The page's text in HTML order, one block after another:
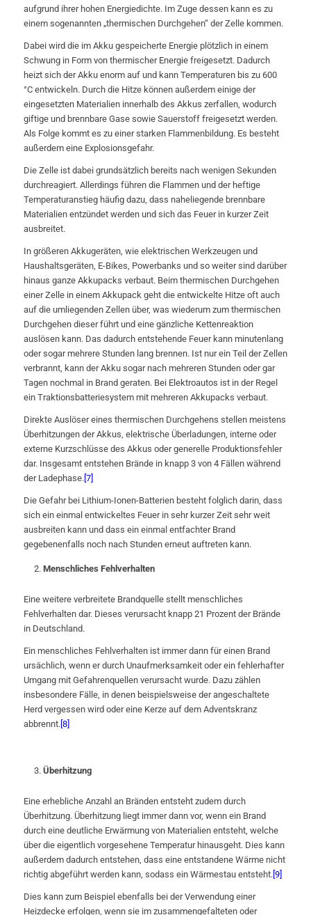
aufgrund ihrer hohen Energiedichte. Im Zuge dessen kann es zu
einem sogenannten „thermischen Durchgehen“ der Zelle kommen.
Dabei wird die im Akku gespeicherte Energie plötzlich in einem
Schwung in Form von thermischer Energie freigesetzt. Dadurch
heizt sich der Akku enorm auf und kann Temperaturen bis zu 600
°C entwickeln. Durch die Hitze können außerdem einige der
eingesetzten Materialien innerhalb des Akkus zerfallen, wodurch
giftige und brennbare Gase sowie Sauerstoff freigesetzt werden.
Als Folge kommt es zu einer starken Flammenbildung. Es besteht
außerdem eine Explosionsgefahr.
Die Zelle ist dabei grundsätzlich bereits nach wenigen Sekunden
durchreagiert. Allerdings führen die Flammen und der heftige
Temperaturanstieg häufig dazu, dass naheliegende brennbare
Materialien entzündet werden und sich das Feuer in kurzer Zeit
ausbreitet.
In größeren Akkugeräten, wie elektrischen Werkzeugen und
Haushaltsgeräten, E-Bikes, Powerbanks und so weiter sind darüber
hinaus ganze Akkupacks verbaut. Beim thermischen Durchgehen
einer Zelle in einem Akkupack geht die entwickelte Hitze oft auch
auf die umliegenden Zellen über, was wiederum zum thermischen
Durchgehen dieser führt und eine gänzliche Kettenreaktion
auslösen kann. Das dadurch entstehende Feuer kann minutenlang
oder sogar mehrere Stunden lang brennen. Ist nur ein Teil der Zellen
verbrannt, kann der Akku sogar nach mehreren Stunden oder gar
Tagen nochmal in Brand geraten. Bei Elektroautos ist in der Regel
ein Traktionsbatteriesystem mit mehreren Akkupacks verbaut.
Direkte Auslöser eines thermischen Durchgehens stellen meistens
Überhitzungen der Akkus, elektrische Überladungen, interne oder
externe Kurzschlüsse des Akkus oder generelle Produktionsfehler
dar. Insgesamt entstehen Brände in knapp 3 von 4 Fällen während
der Ladephase.[7]
Die Gefahr bei Lithium-Ionen-Batterien besteht folglich darin, dass
sich ein einmal entwickeltes Feuer in sehr kurzer Zeit sehr weit
ausbreiten kann und dass ein einmal entfachter Brand
gegebenenfalls noch nach Stunden erneut auftreten kann.
Menschliches Fehlverhalten
Eine weitere verbreitete Brandquelle stellt menschliches
Fehlverhalten dar. Dieses verursacht knapp 21 Prozent der Brände
in Deutschland.
Ein menschliches Fehlverhalten ist immer dann für einen Brand
ursächlich, wenn er durch Unaufmerksamkeit oder ein fehlerhafter
Umgang mit Gefahrenquellen verursacht wurde. Dazu zählen
insbesondere Fälle, in denen beispielsweise der angeschaltete
Herd vergessen wird oder eine Kerze auf dem Adventskranz
abbrennt.[8]
Überhitzung
Eine erhebliche Anzahl an Bränden entsteht zudem durch
Überhitzung. Überhitzung liegt immer dann vor, wenn ein Brand
durch eine deutliche Erwärmung von Materialien entsteht, welche
über die eigentlich vorgesehene Temperatur hinausgeht. Dies kann
außerdem dadurch entstehen, dass eine entstandene Wärme nicht
richtig abgeführt werden kann, sodass ein Wärmestau entsteht.[9]
Dies kann zum Beispiel ebenfalls bei der Verwendung einer
Heizdecke erfolgen, wenn sie im zusammengefalteten oder